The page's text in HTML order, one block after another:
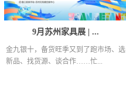
9月苏州家具展 | ...
金九银十，备货旺季又到了跑市场、选
新品、找货源、谈合作……忙...